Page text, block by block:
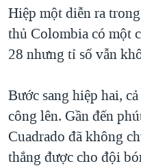
VĂN HOÁ
THỂ THAO
GIÁO DỤC
GROUND ZERO – XƯA
CHI PHÍ CHIẾN TRANH
THƯỢNG ĐỈNH TRUMP-
TRỊNH VĨNH BÌNH VS.
NGƯ DÂN VIỆT VÀ LÀN
Ngôn ngữ khác
Hiệp một diễn ra
thủ Colombia có một
28 nhưng tỉ số vẫn
Bước sang hiệp hai,
công lên. Gần đến
Cuadrado đã không
thắng được cho đội